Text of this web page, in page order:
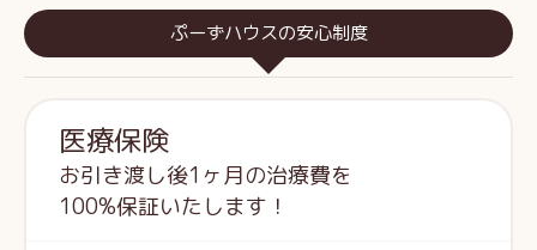
ぷーずハウスの安心制度
医療保険
お引き渡し後1ヶ月の治療費を
100%保証いたします！